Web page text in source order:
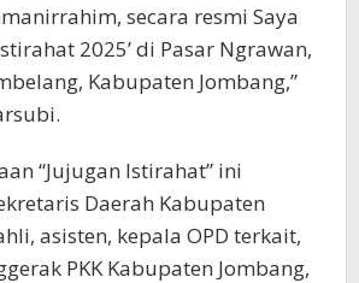
secara resmi Saya
2025’ di Pasar Ngrawan,
Kabupaten Jombang,”
“Jujugan Istirahat” ini
Daerah Kabupaten
asisten, kepala OPD terkait,
PKK Kabupaten Jombang,